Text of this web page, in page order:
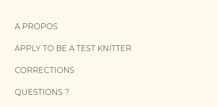
A PROPOS
APPLY TO BE A TEST KNITTER
CORRECTIONS
QUESTIONS ?